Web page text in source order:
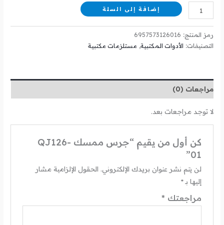
إضافة إلى السلة
رمز المنتج: 6957573126016
التصنيفات: الأدوات المكتبية,مستلزمات مكتبية
مراجعات (0)
لا توجد مراجعات بعد.
كن أول من يقيم “جرس ممسك QJ126-
01”
لن يتم نشر عنوان بريدك الإلكتروني. الحقول الإلزامية مشار
إليها بـ*
مراجعتك *